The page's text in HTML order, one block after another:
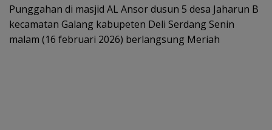
b
o
o
er l s
A
p
e
Punggahan di masjid AL Ansor dusun 5 desa Jaharun B
kecamatan Galang kabupeten Deli Serdang Senin
malam (16 februari 2026) berlangsung Meriah